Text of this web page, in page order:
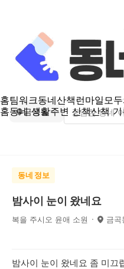
홈팀워크동네산책런마일모
홈동네 생활주변 산책산책 기
금곡동
동네 정보
밤사이 눈이 왔네요
복을 주시오 윤애 소원 금곡
밤사이 눈이 왔네요 좀 미끄